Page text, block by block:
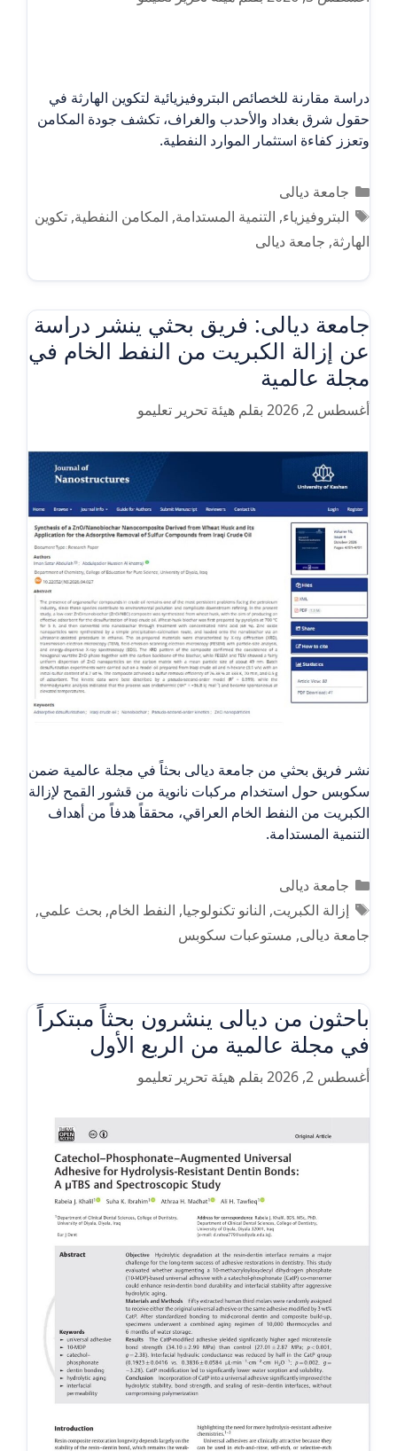
دراسة مقارنة للخصائص البتروفيزيائية لتكوين الهارثة في
حقول شرق بغداد والأحدب والغراف، تكشف جودة المكامن
وتعزز كفاءة استثمار الموارد النفطية.
التصنيفات
جامعة ديالى
الوسوم
البتروفيزياء, التنمية المستدامة, المكامن النفطية, تكوين
الهارثة, جامعة ديالى
جامعة ديالى: فريق بحثي ينشر دراسة
عن إزالة الكبريت من النفط الخام في
مجلة عالمية
أغسطس 2, 2026 بقلم هيئة تحرير تعليمو
نشر فريق بحثي من جامعة ديالى بحثاً في مجلة عالمية ضمن
سكوبس حول استخدام مركبات نانوية من قشور القمح لإزالة
الكبريت من النفط الخام العراقي، محققاً هدفاً من أهداف
التنمية المستدامة.
التصنيفات
جامعة ديالى
الوسوم
إزالة الكبريت, النانو تكنولوجيا, النفط الخام, بحث علمي,
جامعة ديالى, مستوعبات سكوبس
باحثون من ديالى ينشرون بحثاً مبتكراً
في مجلة عالمية من الربع الأول
أغسطس 2, 2026 بقلم هيئة تحرير تعليمو